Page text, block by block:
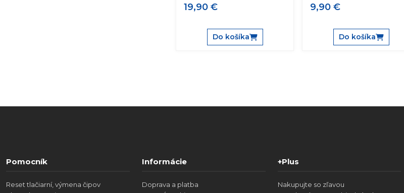
19,90 €
Do košíka
9,90 €
Do košíka
Pomocník
Reset tlačiarní, výmena čipov
Informácie
Doprava a platba
+Plus
Nakupujte so zľavou